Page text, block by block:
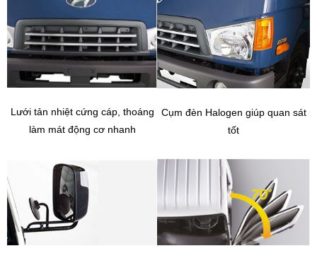
Lưới tản nhiệt cứng cáp, thoáng
làm mát động cơ nhanh
Cụm đèn Halogen giúp quan sát
tốt